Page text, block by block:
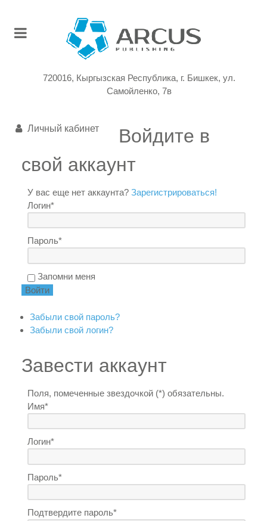
720016, Кыргызская Республика, г. Бишкек, ул.
Самойленко, 7в
Личный кабинет
Войдите в
свой аккаунт
У вас еще нет аккаунта?Зарегистрироваться!
Логин*
Пароль*
Запомни меня
Забыли свой пароль?
Забыли свой логин?
Завести аккаунт
Поля, помеченные звездочкой (*) обязательны.
Имя*
Логин*
Пароль*
Подтвердите пароль*